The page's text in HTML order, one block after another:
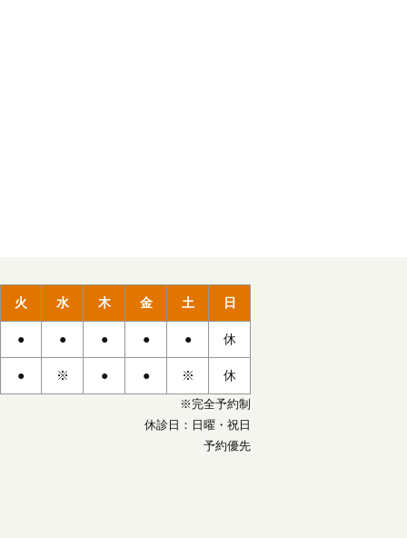
火 水 木 金 土 日
● ● ● ● ● 休
● ※ ● ● ※ 休
※完全予約制
休診日：日曜・祝日
予約優先